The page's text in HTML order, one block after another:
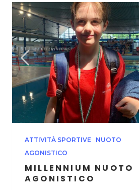
ATTIVITÀ SPORTIVE
NUOTO
AGONISTICO
MILLENNIUM NUOTO
AGONISTICO